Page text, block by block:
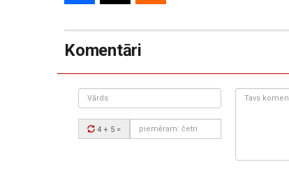
Komentāri
Vārds
Drošības
kods:
4 + 5 =
Tavs